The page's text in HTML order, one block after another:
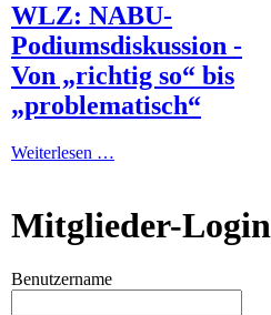
WLZ: NABU-
Podiumsdiskussion -
Von „richtig so“ bis
„problematisch“
Weiterlesen …
Mitglieder-Login
Benutzername